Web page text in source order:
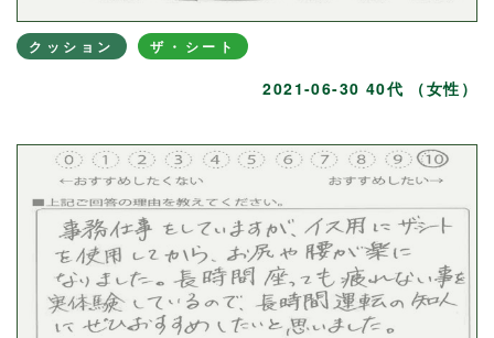
クッション ザ・シート
2021-06-30 40代 （女性）